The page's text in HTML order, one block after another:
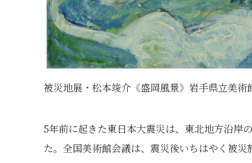
被災地展・松本竣介《盛岡風景》岩手県立美術
5年前に起きた東日本大震災は、東北地方沿岸
た。全国美術館会議は、震災後いちはやく被災